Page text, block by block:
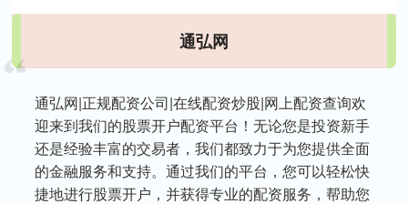
通弘网
通弘网|正规配资公司|在线配资炒股|网上配资查询欢
迎来到我们的股票开户配资平台！无论您是投资新手
还是经验丰富的交易者，我们都致力于为您提供全面
的金融服务和支持。通过我们的平台，您可以轻松快
捷地进行股票开户，并获得专业的配资服务，帮助您